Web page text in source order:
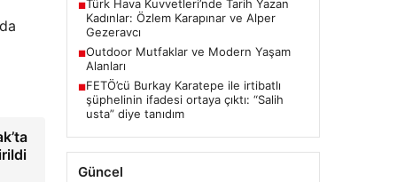
■Türk Hava Kuvvetleri’nde Tarih Yazan
Kadınlar: Özlem Karapınar ve Alper
Gezeravcı
■Outdoor Mutfaklar ve Modern Yaşam
Alanları
■FETÖ’cü Burkay Karatepe ile irtibatlı
şüphelinin ifadesi ortaya çıktı: “Salih
usta” diye tanıdım
Güncel